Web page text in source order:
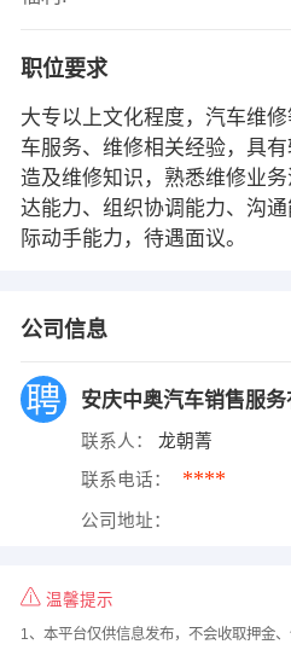
职位要求
大专以上文化程度，汽车维
车服务、维修相关经验，具
造及维修知识，熟悉维修业
达能力、组织协调能力、沟
际动手能力，待遇面议。
公司信息
安庆中奥汽车销售服务
联系人： 龙朝菁
联系电话： ****
公司地址：
温馨提示
1、本平台仅供信息发布，不会收取押金